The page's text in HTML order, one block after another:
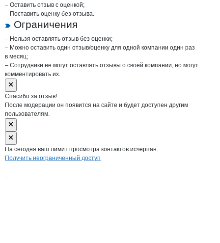
– Оставить отзыв с оценкой;
– Поставить оценку без отзыва.
Ограничения
– Нельзя оставлять отзыв без оценки;
– Можно оставить один отзыв/оценку для одной компании один раз
в месяц;
– Сотрудники не могут оставлять отзывы о своей компании, но могут
комментировать их.
Спасибо за отзыв!
После модерации он появится на сайте и будет доступен другим
пользователям.
На сегодня ваш лимит просмотра контактов исчерпан.
Получить неограниченный доступ